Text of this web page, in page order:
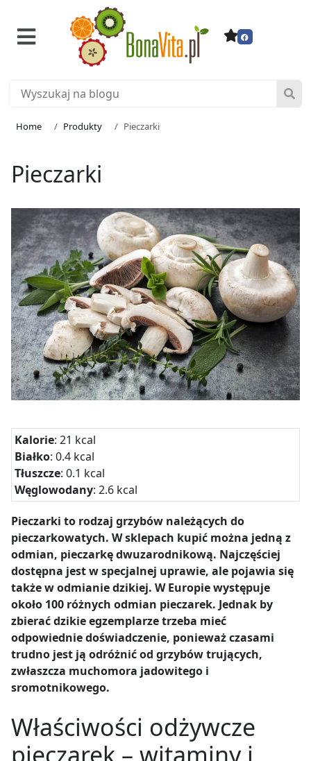
Home Produkty Pieczarki
Pieczarki
Kalorie: 21 kcal
Białko: 0.4 kcal
Tłuszcze: 0.1 kcal
Węglowodany: 2.6 kcal
Pieczarki to rodzaj grzybów należących do
pieczarkowatych. W sklepach kupić można jedną z
odmian, pieczarkę dwuzarodnikową. Najczęściej
dostępna jest w specjalnej uprawie, ale pojawia się
także w odmianie dzikiej. W Europie występuje
około 100 różnych odmian pieczarek. Jednak by
zbierać dzikie egzemplarze trzeba mieć
odpowiednie doświadczenie, ponieważ czasami
trudno jest ją odróżnić od grzybów trujących,
zwłaszcza muchomora jadowitego i
sromotnikowego.
Właściwości odżywcze